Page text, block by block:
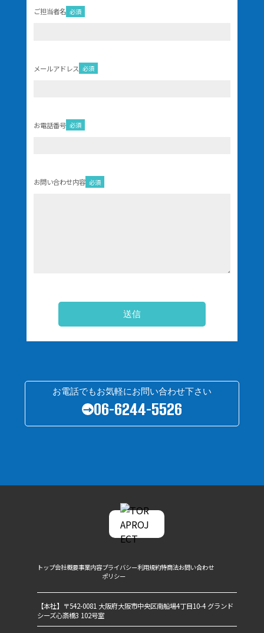
必須
ご担当者名
必須
メールアドレス
必須
お電話番号
必須
お問い合わせ内容
お電話でもお気軽にお問い合わせ下さい
→06-6244-5526
トップ会社概要事業内容プライバシー
ポリシー
利用規約特商法お問い合わせ
【本社】〒542-0081 大阪府大阪市中央区南船場4丁目10-4 グランド
シーズ心斎橋3 102号室